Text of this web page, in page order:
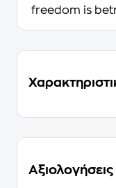
freedom is
Αξιολογήσεις